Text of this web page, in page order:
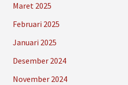
Maret 2025
Februari 2025
Januari 2025
Desember 2024
November 2024